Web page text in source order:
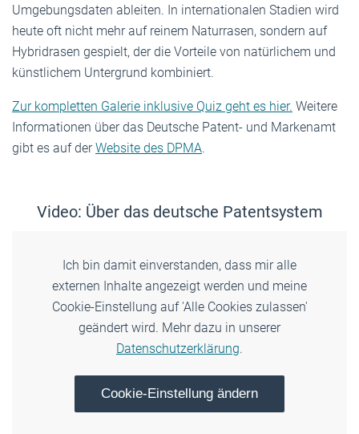
Umgebungsdaten ableiten. In internationalen Stadien wird
heute oft nicht mehr auf reinem Naturrasen, sondern auf
Hybridrasen gespielt, der die Vorteile von natürlichem und
künstlichem Untergrund kombiniert.
Zur kompletten Galerie inklusive Quiz geht es hier. Weitere
Informationen über das Deutsche Patent- und Markenamt
gibt es auf derWebsite des DPMA.
Video: Über das deutsche Patentsystem
Ich bin damit einverstanden, dass mir alle
externen Inhalte angezeigt werden und meine
Cookie-Einstellung auf 'Alle Cookies zulassen'
geändert wird. Mehr dazu in unserer
Datenschutzerklärung.
Cookie-Einstellung ändern